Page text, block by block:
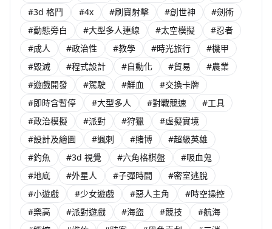
#3d 格鬥
#4x #刷寶射擊 #創世神
#劍術
#動態旁白
#大型多人連線 #太空模擬
#忍者
#成人
#政治性 #教學 #時光旅行
#機甲
#毀滅
#程式設計 #自動化 #貿易
#農業
#遊戲開發
#駕駛 #鮮血
#交換卡牌
#即時含暫停
#大型多人 #對戰競速
#工具
#政治模擬
#派對 #狩獵
#虛擬實境
#設計及繪圖
#諷刺 #賭博
#超級英雄
#釣魚
#3d 視覺 #六角格棋盤
#吸血鬼
#地底
#外星人 #子彈時間
#密室逃脫
#小遊戲
#少女遊戲 #惡人主角
#時空操控
#樂高
#派對遊戲 #海盜 #競技
#航海